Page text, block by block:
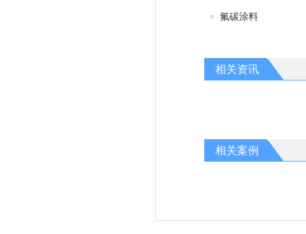
氟碳涂料
相关资讯
相关案例